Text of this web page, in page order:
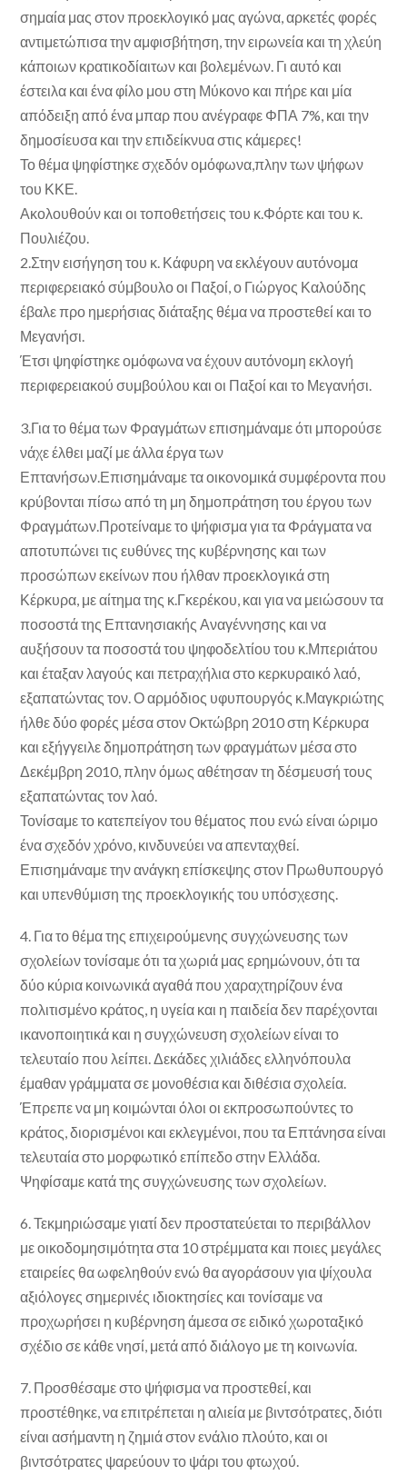
σημαία μας στον προεκλογικό μας αγώνα, αρκετές φορές
αντιμετώπισα την αμφισβήτηση, την ειρωνεία και τη χλεύη
κάποιων κρατικοδίαιτων και βολεμένων. Γι αυτό και
έστειλα και ένα φίλο μου στη Μύκονο και πήρε και μία
απόδειξη από ένα μπαρ που ανέγραφε ΦΠΑ 7%, και την
δημοσίευσα και την επιδείκνυα στις κάμερες!
Το θέμα ψηφίστηκε σχεδόν ομόφωνα,πλην των ψήφων
του ΚΚΕ.
Ακολουθούν και οι τοποθετήσεις του κ.Φόρτε και του κ.
Πουλιέζου.
2.Στην εισήγηση του κ. Κάφυρη να εκλέγουν αυτόνομα
περιφερειακό σύμβουλο οι Παξοί, ο Γιώργος Καλούδης
έβαλε προ ημερήσιας διάταξης θέμα να προστεθεί και το
Μεγανήσι.
Έτσι ψηφίστηκε ομόφωνα να έχουν αυτόνομη εκλογή
περιφερειακού συμβούλου και οι Παξοί και το Μεγανήσι.
3.Για το θέμα των Φραγμάτων επισημάναμε ότι μπορούσε
νάχε έλθει μαζί με άλλα έργα των
Επτανήσων.Επισημάναμε τα οικονομικά συμφέροντα που
κρύβονται πίσω από τη μη δημοπράτηση του έργου των
Φραγμάτων.Προτείναμε το ψήφισμα για τα Φράγματα να
αποτυπώνει τις ευθύνες της κυβέρνησης και των
προσώπων εκείνων που ήλθαν προεκλογικά στη
Κέρκυρα, με αίτημα της κ.Γκερέκου, και για να μειώσουν τα
ποσοστά της Επτανησιακής Αναγέννησης και να
αυξήσουν τα ποσοστά του ψηφοδελτίου του κ.Μπεριάτου
και έταξαν λαγούς και πετραχήλια στο κερκυραικό λαό,
εξαπατώντας τον. Ο αρμόδιος υφυπουργός κ.Μαγκριώτης
ήλθε δύο φορές μέσα στον Οκτώβρη 2010 στη Κέρκυρα
και εξήγγειλε δημοπράτηση των φραγμάτων μέσα στο
Δεκέμβρη 2010, πλην όμως αθέτησαν τη δέσμευσή τους
εξαπατώντας τον λαό.
Τονίσαμε το κατεπείγον του θέματος που ενώ είναι ώριμο
ένα σχεδόν χρόνο, κινδυνεύει να απενταχθεί.
Επισημάναμε την ανάγκη επίσκεψης στον Πρωθυπουργό
και υπενθύμιση της προεκλογικής του υπόσχεσης.
4. Για το θέμα της επιχειρούμενης συγχώνευσης των
σχολείων τονίσαμε ότι τα χωριά μας ερημώνουν, ότι τα
δύο κύρια κοινωνικά αγαθά που χαραχτηρίζουν ένα
πολιτισμένο κράτος, η υγεία και η παιδεία δεν παρέχονται
ικανοποιητικά και η συγχώνευση σχολείων είναι το
τελευταίο που λείπει. Δεκάδες χιλιάδες ελληνόπουλα
έμαθαν γράμματα σε μονοθέσια και διθέσια σχολεία.
Έπρεπε να μη κοιμώνται όλοι οι εκπροσωπούντες το
κράτος, διορισμένοι και εκλεγμένοι, που τα Επτάνησα είναι
τελευταία στο μορφωτικό επίπεδο στην Ελλάδα.
Ψηφίσαμε κατά της συγχώνευσης των σχολείων.
6. Τεκμηριώσαμε γιατί δεν προστατεύεται το περιβάλλον
με οικοδομησιμότητα στα 10 στρέμματα και ποιες μεγάλες
εταιρείες θα ωφεληθούν ενώ θα αγοράσουν για ψίχουλα
αξιόλογες σημερινές ιδιοκτησίες και τονίσαμε να
προχωρήσει η κυβέρνηση άμεσα σε ειδικό χωροταξικό
σχέδιο σε κάθε νησί, μετά από διάλογο με τη κοινωνία.
7. Προσθέσαμε στο ψήφισμα να προστεθεί, και
προστέθηκε, να επιτρέπεται η αλιεία με βιντσότρατες, διότι
είναι ασήμαντη η ζημιά στον ενάλιο πλούτο, και οι
βιντσότρατες ψαρεύουν το ψάρι του φτωχού.